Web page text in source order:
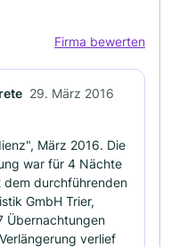
Firma bewerten
29. März 2016
März 2016. Die
war für 4 Nächte
dem durchführenden
GmbH Trier,
Übernachtungen
verlief